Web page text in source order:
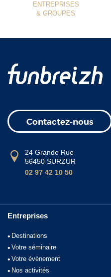
ENTREPRISES
& GROUPES
Contactez-nous
24 Grande Rue
56450 SURZUR
02 97 42 10 50
Entreprises
Destinations
Votre séminaire
Votre évènement
Nos activités